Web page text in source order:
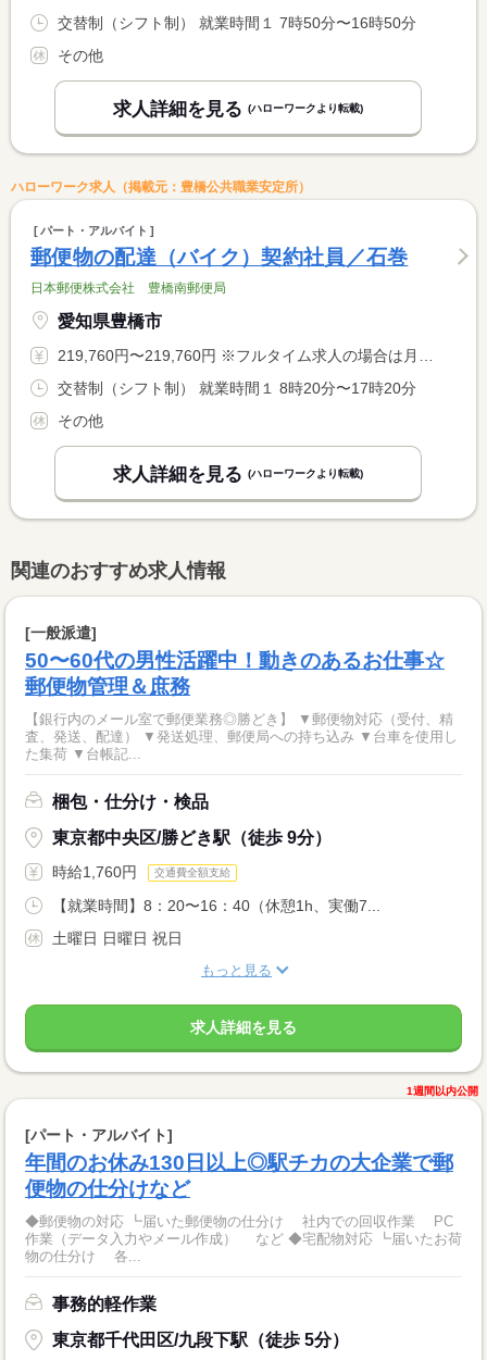
交替制（シフト制） 就業時間１ 7時50分〜16時50分
その他
求人詳細を見る (ハローワークより転載)
ハローワーク求人（掲載元：豊橋公共職業安定所）
パート・アルバイト
郵便物の配達（バイク）契約社員／石巻
日本郵便株式会社 豊橋南郵便局
愛知県豊橋市
219,760円〜219,760円 ※フルタイム求人の場合は月額（換算額）、パート求人の場合は時間額を表示しています。
交替制（シフト制） 就業時間１ 8時20分〜17時20分
その他
求人詳細を見る (ハローワークより転載)
関連のおすすめ求人情報
[一般派遣]
50〜60代の男性活躍中！動きのあるお仕事☆
郵便物管理＆庶務
【銀行内のメール室で郵便業務◎勝どき】 ▼郵便物対応（受付、精
査、発送、配達） ▼発送処理、郵便局への持ち込み ▼台車を使用し
た集荷 ▼台帳記...
梱包・仕分け・検品
東京都中央区/勝どき駅（徒歩 9分）
時給1,760円 交通費全額支給
【就業時間】8：20〜16：40（休憩1h、実働7...
土曜日 日曜日 祝日
もっと見る
求人詳細を見る
1週間以内公開
[パート・アルバイト]
年間のお休み130日以上◎駅チカの大企業で郵
便物の仕分けなど
◆郵便物の対応 ┗届いた郵便物の仕分け 社内での回収作業 PC
作業（データ入力やメール作成） など ◆宅配物対応 ┗届いたお荷
物の仕分け 各...
事務的軽作業
東京都千代田区/九段下駅（徒歩 5分）